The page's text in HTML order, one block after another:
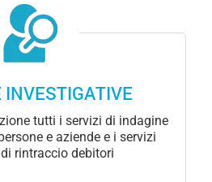
INVESTIGATIVE
tutti i servizi di indagine
e aziende e i servizi
rintraccio debitori